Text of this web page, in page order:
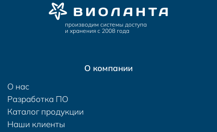
производим системы доступа
и хранения с 2008 года
О компании
О нас
Разработка ПО
Каталог продукции
Наши клиенты